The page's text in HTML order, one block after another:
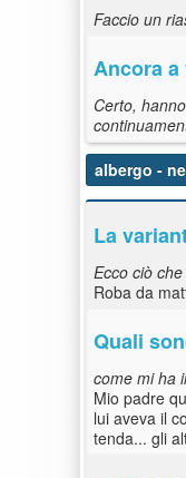
Faccio un
Ancora
Certo,
albergo -
La
Ecco ciò
Roba da
Quali
come mi ha
Mio padre
lui aveva il
tenda... gli